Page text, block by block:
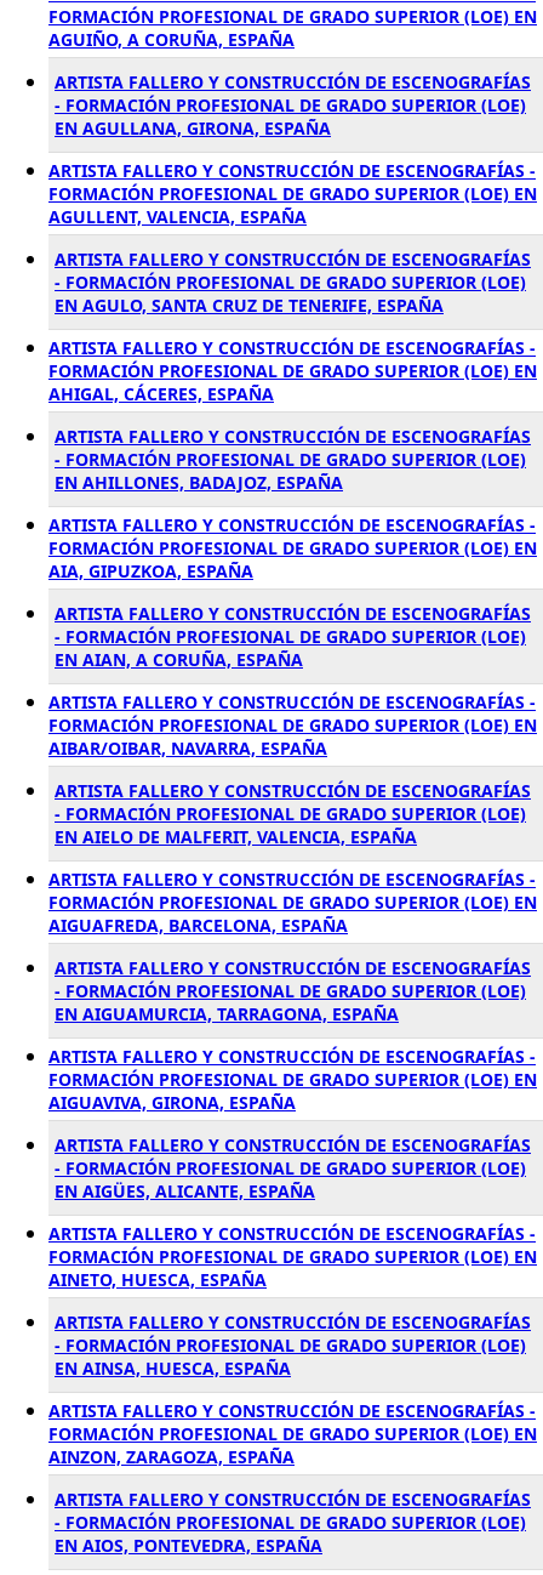
FORMACIÓN PROFESIONAL DE GRADO SUPERIOR (LOE) EN
AGUIÑO, A CORUÑA, ESPAÑA
ARTISTA FALLERO Y CONSTRUCCIÓN DE ESCENOGRAFÍAS
- FORMACIÓN PROFESIONAL DE GRADO SUPERIOR (LOE)
EN AGULLANA, GIRONA, ESPAÑA
ARTISTA FALLERO Y CONSTRUCCIÓN DE ESCENOGRAFÍAS -
FORMACIÓN PROFESIONAL DE GRADO SUPERIOR (LOE) EN
AGULLENT, VALENCIA, ESPAÑA
ARTISTA FALLERO Y CONSTRUCCIÓN DE ESCENOGRAFÍAS
- FORMACIÓN PROFESIONAL DE GRADO SUPERIOR (LOE)
EN AGULO, SANTA CRUZ DE TENERIFE, ESPAÑA
ARTISTA FALLERO Y CONSTRUCCIÓN DE ESCENOGRAFÍAS -
FORMACIÓN PROFESIONAL DE GRADO SUPERIOR (LOE) EN
AHIGAL, CÁCERES, ESPAÑA
ARTISTA FALLERO Y CONSTRUCCIÓN DE ESCENOGRAFÍAS
- FORMACIÓN PROFESIONAL DE GRADO SUPERIOR (LOE)
EN AHILLONES, BADAJOZ, ESPAÑA
ARTISTA FALLERO Y CONSTRUCCIÓN DE ESCENOGRAFÍAS -
FORMACIÓN PROFESIONAL DE GRADO SUPERIOR (LOE) EN
AIA, GIPUZKOA, ESPAÑA
ARTISTA FALLERO Y CONSTRUCCIÓN DE ESCENOGRAFÍAS
- FORMACIÓN PROFESIONAL DE GRADO SUPERIOR (LOE)
EN AIAN, A CORUÑA, ESPAÑA
ARTISTA FALLERO Y CONSTRUCCIÓN DE ESCENOGRAFÍAS -
FORMACIÓN PROFESIONAL DE GRADO SUPERIOR (LOE) EN
AIBAR/OIBAR, NAVARRA, ESPAÑA
ARTISTA FALLERO Y CONSTRUCCIÓN DE ESCENOGRAFÍAS
- FORMACIÓN PROFESIONAL DE GRADO SUPERIOR (LOE)
EN AIELO DE MALFERIT, VALENCIA, ESPAÑA
ARTISTA FALLERO Y CONSTRUCCIÓN DE ESCENOGRAFÍAS -
FORMACIÓN PROFESIONAL DE GRADO SUPERIOR (LOE) EN
AIGUAFREDA, BARCELONA, ESPAÑA
ARTISTA FALLERO Y CONSTRUCCIÓN DE ESCENOGRAFÍAS
- FORMACIÓN PROFESIONAL DE GRADO SUPERIOR (LOE)
EN AIGUAMURCIA, TARRAGONA, ESPAÑA
ARTISTA FALLERO Y CONSTRUCCIÓN DE ESCENOGRAFÍAS -
FORMACIÓN PROFESIONAL DE GRADO SUPERIOR (LOE) EN
AIGUAVIVA, GIRONA, ESPAÑA
ARTISTA FALLERO Y CONSTRUCCIÓN DE ESCENOGRAFÍAS
- FORMACIÓN PROFESIONAL DE GRADO SUPERIOR (LOE)
EN AIGÜES, ALICANTE, ESPAÑA
ARTISTA FALLERO Y CONSTRUCCIÓN DE ESCENOGRAFÍAS -
FORMACIÓN PROFESIONAL DE GRADO SUPERIOR (LOE) EN
AINETO, HUESCA, ESPAÑA
ARTISTA FALLERO Y CONSTRUCCIÓN DE ESCENOGRAFÍAS
- FORMACIÓN PROFESIONAL DE GRADO SUPERIOR (LOE)
EN AINSA, HUESCA, ESPAÑA
ARTISTA FALLERO Y CONSTRUCCIÓN DE ESCENOGRAFÍAS -
FORMACIÓN PROFESIONAL DE GRADO SUPERIOR (LOE) EN
AINZON, ZARAGOZA, ESPAÑA
ARTISTA FALLERO Y CONSTRUCCIÓN DE ESCENOGRAFÍAS
- FORMACIÓN PROFESIONAL DE GRADO SUPERIOR (LOE)
EN AIOS, PONTEVEDRA, ESPAÑA